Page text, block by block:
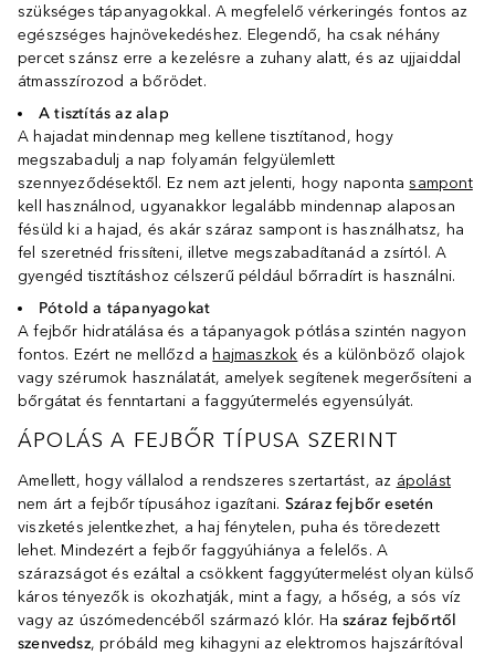
szükséges tápanyagokkal. A megfelelő vérkeringés fontos az
egészséges hajnövekedéshez. Elegendő, ha csak néhány
percet szánsz erre a kezelésre a zuhany alatt, és az ujjaiddal
átmasszírozod a bőrödet.
A tisztítás az alap
A hajadat mindennap meg kellene tisztítanod, hogy
megszabadulj a nap folyamán felgyülemlett
szennyeződésektől. Ez nem azt jelenti, hogy napontasampont
kell használnod, ugyanakkor legalább mindennap alaposan
fésüld ki a hajad, és akár száraz sampont is használhatsz, ha
fel szeretnéd frissíteni, illetve megszabadítanád a zsírtól. A
gyengéd tisztításhoz célszerű például bőrradírt is használni.
Pótold a tápanyagokat
A fejbőr hidratálása és a tápanyagok pótlása szintén nagyon
fontos. Ezért ne mellőzd a hajmaszkok és a különböző olajok
vagy szérumok használatát, amelyek segítenek megerősíteni a
bőrgátat és fenntartani a faggyútermelés egyensúlyát.
ÁPOLÁS A FEJBŐR TÍPUSA SZERINT
Amellett, hogy vállalod a rendszeres szertartást, az ápolást
nem árt a fejbőr típusához igazítani. Száraz fejbőr esetén
viszketés jelentkezhet, a haj fénytelen, puha és töredezett
lehet. Mindezért a fejbőr faggyúhiánya a felelős. A
szárazságot és ezáltal a csökkent faggyútermelést olyan külső
káros tényezők is okozhatják, mint a fagy, a hőség, a sós víz
vagy az úszómedencéből származó klór. Haszáraz fejbőrtől
szenvedsz, próbáld meg kihagyni az elektromos hajszárítóval